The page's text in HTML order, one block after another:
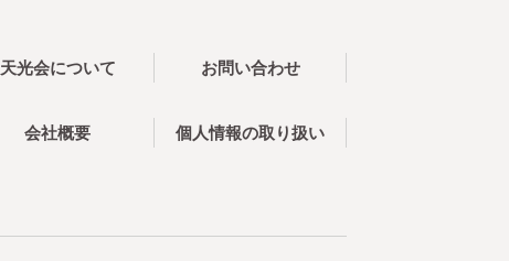
天光会について お問い合わせ
会社概要 個人情報の取り扱い